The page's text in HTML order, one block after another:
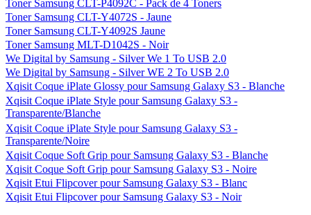
Toner Samsung CLT-P4092C - Pack de 4 Toners
Toner Samsung CLT-Y4072S - Jaune
Toner Samsung CLT-Y4092S Jaune
Toner Samsung MLT-D1042S - Noir
We Digital by Samsung - Silver We 1 To USB 2.0
We Digital by Samsung - Silver WE 2 To USB 2.0
Xqisit Coque iPlate Glossy pour Samsung Galaxy S3 - Blanche
Xqisit Coque iPlate Style pour Samsung Galaxy S3 -
Transparente/Blanche
Xqisit Coque iPlate Style pour Samsung Galaxy S3 -
Transparente/Noire
Xqisit Coque Soft Grip pour Samsung Galaxy S3 - Blanche
Xqisit Coque Soft Grip pour Samsung Galaxy S3 - Noire
Xqisit Etui Flipcover pour Samsung Galaxy S3 - Blanc
Xqisit Etui Flipcover pour Samsung Galaxy S3 - Noir